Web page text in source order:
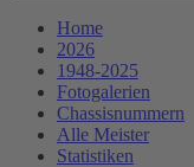
Home
2026
1948-2025
Fotogalerien
Chassisnummern
Alle Meister
Statistiken